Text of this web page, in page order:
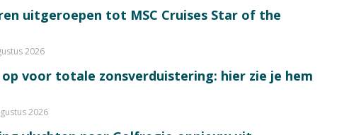
uitgeroepen tot MSC Cruises Star of the
2026
op voor totale zonsverduistering: hier zie je hem
2026